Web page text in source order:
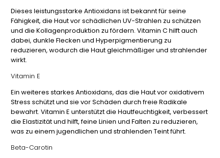
Dieses leistungsstarke Antioxidans ist bekannt für seine
Fähigkeit, die Haut vor schädlichen UV-Strahlen zu schützen
und die Kollagenproduktion zu fördern. Vitamin C hilft auch
dabei, dunkle Flecken und Hyperpigmentierung zu
reduzieren, wodurch die Haut gleichmäßiger und strahlender
wirkt.
Vitamin E
Ein weiteres starkes Antioxidans, das die Haut vor oxidativem
Stress schützt und sie vor Schäden durch freie Radikale
bewahrt. Vitamin E unterstützt die Hautfeuchtigkeit, verbessert
die Elastizität und hilft, feine Linien und Falten zu reduzieren,
was zu einem jugendlichen und strahlenden Teint führt.
Beta-Carotin